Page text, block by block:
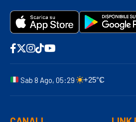
Sab 8 Ago, 05:29 +25°C